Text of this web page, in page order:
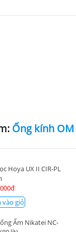
Hoya UX II CIR-PL
vào giỏ
Ẩm Nikatei NC-